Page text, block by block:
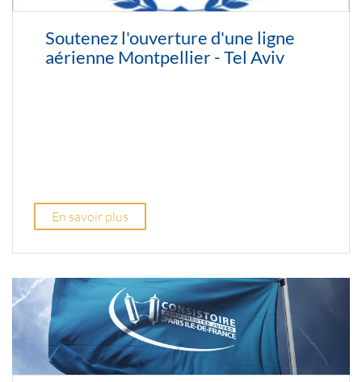
Soutenez l'ouverture d'une ligne
aérienne Montpellier - Tel Aviv
En savoir plus